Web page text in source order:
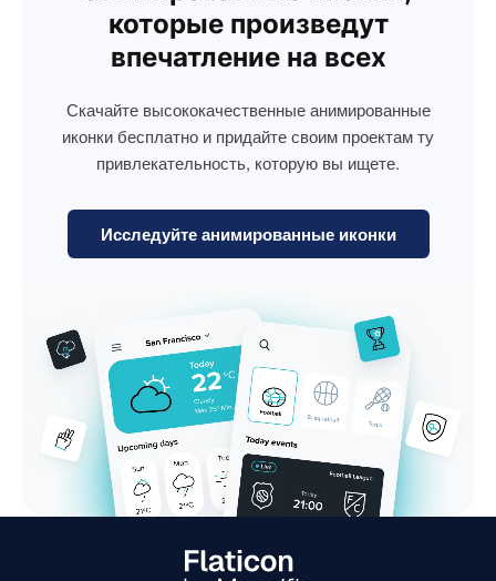
которые произведут
впечатление на всех
Скачайте высококачественные анимированные
иконки бесплатно и придайте своим проектам ту
привлекательность, которую вы ищете.
Исследуйте анимированные иконки